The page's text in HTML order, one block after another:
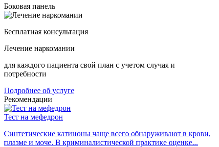
Боковая панель
Бесплатная консультация
Лечение наркомании
для каждого пациента свой план с учетом случая и
потребности
Подробнее об услуге
Рекомендации
Тест на мефедрон
Синтетические катиноны чаще всего обнаруживают в крови,
плазме и моче. В криминалистической практике оценке...